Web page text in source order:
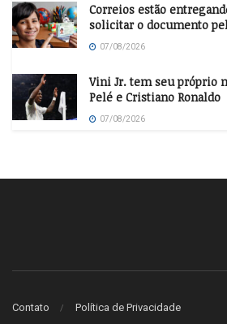
Correios estão
solicitar o documento
07/08/2026
Vini Jr. tem seu próprio
Pelé e Cristiano Ronaldo
07/08/2026
Contato Política de Privacidade